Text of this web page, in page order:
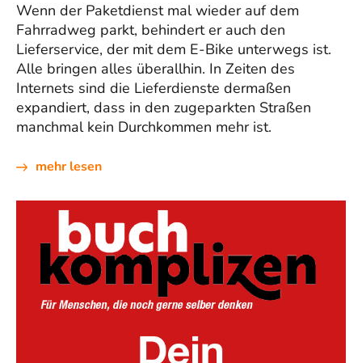
Wenn der Paketdienst mal wieder auf dem
Fahrradweg parkt, behindert er auch den
Lieferservice, der mit dem E-Bike unterwegs ist.
Alle bringen alles überallhin. In Zeiten des
Internets sind die Lieferdienste dermaßen
expandiert, dass in den zugeparkten Straßen
manchmal kein Durchkommen mehr ist.
mehr lesen